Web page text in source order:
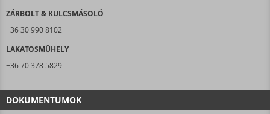
ZÁRBOLT & KULCSMÁSOLÓ
+36 30 990 8102
LAKATOSMŰHELY
+36 70 378 5829
DOKUMENTUMOK